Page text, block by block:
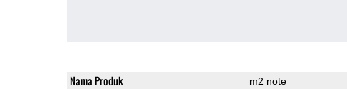
Nama Produk m2 note